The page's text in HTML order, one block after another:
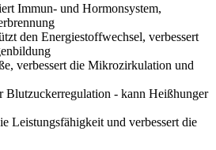
Immun- und Hormonsystem,
den Energiestoffwechsel, verbessert
verbessert die Mikrozirkulation und
Blutzuckerregulation - kann Heißhunger
Leistungsfähigkeit und verbessert die